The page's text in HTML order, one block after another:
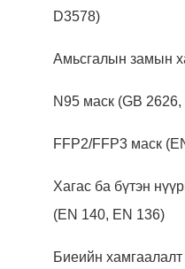
D3578)
Амьсгалын замын
N95 маск (GB
FFP2/FFP3 маск
Хагас ба бүтэн
(EN 140, EN 136)
Биеийн хамгаалалт